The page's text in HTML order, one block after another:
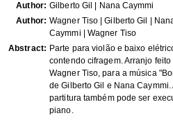
Author: Gilberto Gil | Nana Caymmi
Author: Wagner Tiso | Gilberto Gil |
Caymmi | Wagner Tiso
Abstract: Parte para violão e baixo
contendo cifragem. Arranjo feito
Wagner Tiso, para a música
de Gilberto Gil e Nana Caymmi.
partitura também pode ser
piano.